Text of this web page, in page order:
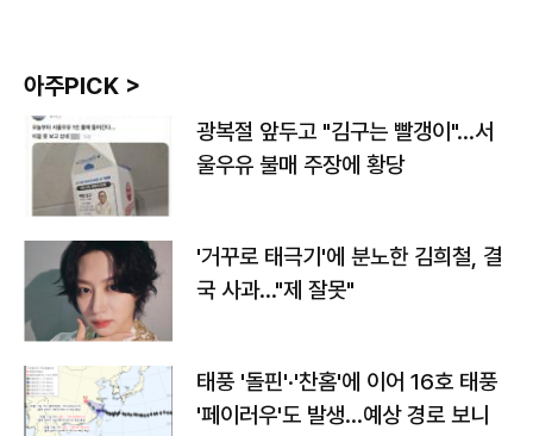
아주PICK >
광복절 앞두고 "김구는 빨갱이"…서
울우유 불매 주장에 황당
'거꾸로 태극기'에 분노한 김희철, 결
국 사과…"제 잘못"
태풍 '돌핀'·'찬홈'에 이어 16호 태풍
'페이러우'도 발생…예상 경로 보니